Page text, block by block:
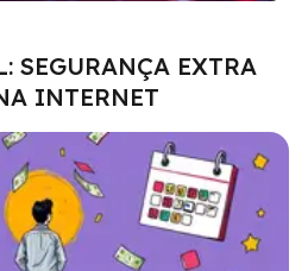
SEGURANÇA EXTRA
INTERNET